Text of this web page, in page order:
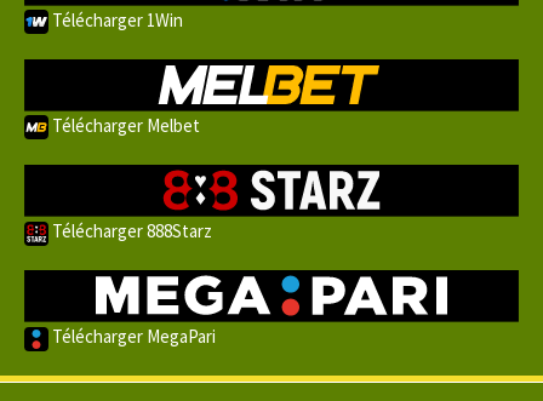
Télécharger 1Win
Télécharger Melbet
Télécharger 888Starz
Télécharger MegaPari